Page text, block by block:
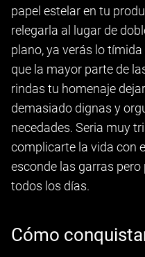
papel estelar en tu
relegarla al lugar de
plano, ya verás lo
que la mayor parte de
rindas tu homenaje
demasiado dignas y
necedades. Seria muy
complicarte la vida con
esconde las garras
todos los días.
Cómo